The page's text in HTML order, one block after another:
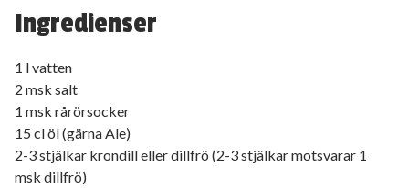
Ingredienser
1 l vatten
2 msk salt
1 msk rårörsocker
15 cl öl (gärna Ale)
2-3 stjälkar krondill eller dillfrö (2-3 stjälkar motsvarar 1
msk dillfrö)